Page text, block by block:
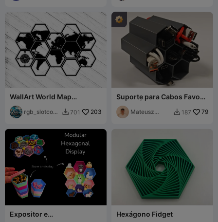
WallArt World Map
Hexagon 12 Teile
rgb_slotcove
 701 203
Suporte para Cabos Favo
de Mel | 7, 10, 13 Ranhuras
Mateusz
 187 79
Expositor e
Hexágono Fidget